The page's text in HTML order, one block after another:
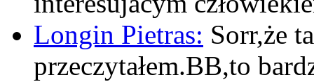
Longin Pietras: Sorr,że
przeczytałem.BB,to